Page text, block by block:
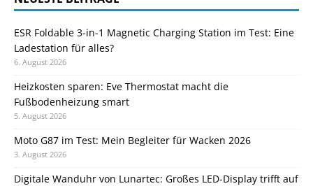
ESR Foldable 3-in-1 Magnetic Charging Station im Test: Eine
Ladestation für alles?
6. August 2026
Heizkosten sparen: Eve Thermostat macht die
Fußbodenheizung smart
5. August 2026
Moto G87 im Test: Mein Begleiter für Wacken 2026
3. August 2026
Digitale Wanduhr von Lunartec: Großes LED-Display trifft auf